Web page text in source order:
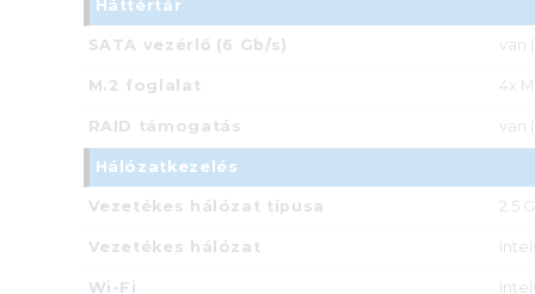
Háttértár
SATA vezérlő (6 Gb/s) van
M.2 foglalat 4x
RAID támogatás van
Hálózatkezelés
Vezetékes hálózat típusa 2.5
Vezetékes hálózat
Wi-Fi